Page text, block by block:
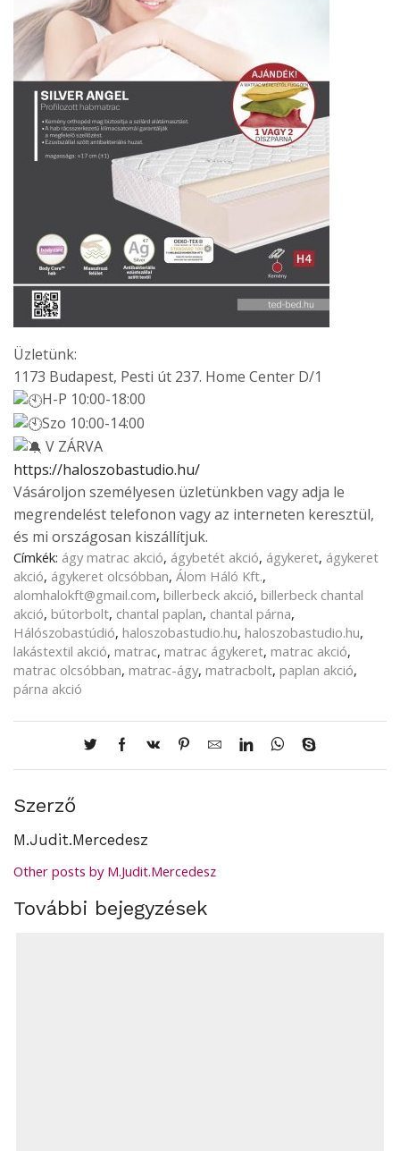
Üzletünk:
1173 Budapest, Pesti út 237. Home Center D/1
H-P 10:00-18:00
Szo 10:00-14:00
V ZÁRVA
https://haloszobastudio.hu/
Vásároljon személyesen üzletünkben vagy adja le
megrendelést telefonon vagy az interneten keresztül,
és mi országosan kiszállítjuk.
Címkék: ágy matrac akció, ágybetét akció, ágykeret, ágykeret
akció, ágykeret olcsóbban, Álom Háló Kft.,
alomhalokft@gmail.com, billerbeck akció, billerbeck chantal
akció, bútorbolt, chantal paplan, chantal párna,
Hálószobastúdió, haloszobastudio.hu, haloszobastudio.hu,
lakástextil akció, matrac, matrac ágykeret, matrac akció,
matrac olcsóbban, matrac-ágy, matracbolt, paplan akció,
párna akció
Szerző
M.Judit.Mercedesz
Other posts by M.Judit.Mercedesz
További bejegyzések